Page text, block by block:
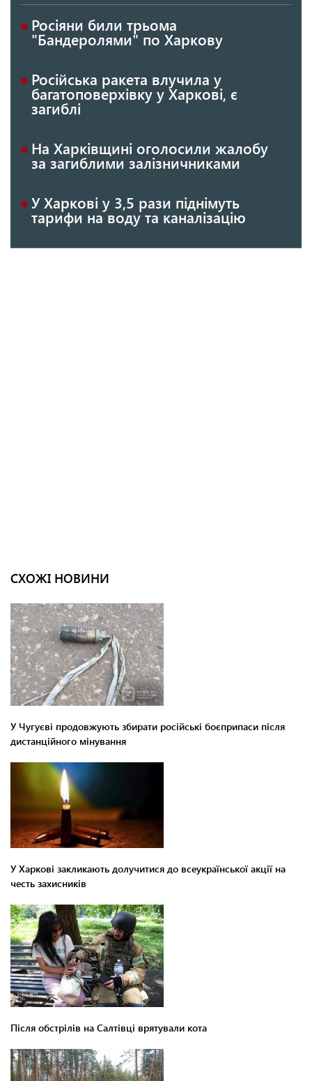
Росіяни били трьома
"Бандеролями" по Харкову
Російська ракета влучила у
багатоповерхівку у Харкові, є
загиблі
На Харківщині оголосили жалобу
за загиблими залізничниками
У Харкові у 3,5 рази піднімуть
тарифи на воду та каналізацію
СХОЖІ НОВИНИ
У Чугуєві продовжують збирати російські боєприпаси після
дистанційного мінування
У Харкові закликають долучитися до всеукраїнської акції на
честь захисників
Після обстрілів на Салтівці врятували кота